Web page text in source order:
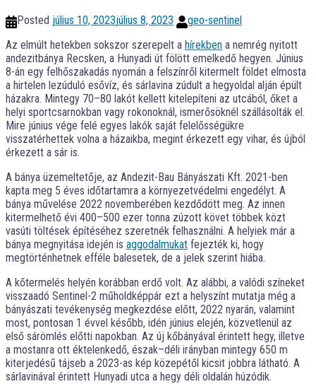
Posted július 10, 2023július 8, 2023
geo-sentinel
Az elmúlt hetekben sokszor szerepelt a hírekben a nemrég nyitott
andezitbánya Recsken, a Hunyadi út fölött emelkedő hegyen. Június
8-án egy felhőszakadás nyomán a felszínről kitermelt földet elmosta
a hirtelen lezúduló esővíz, és sárlavina zúdult a hegyoldal alján épült
házakra. Mintegy 70–80 lakót kellett kitelepíteni az utcából, őket a
helyi sportcsarnokban vagy rokonoknál, ismerősöknél szállásolták el.
Mire június vége felé egyes lakók saját felelősségükre
visszatérhettek volna a házaikba, megint érkezett egy vihar, és újból
érkezett a sár is.
A bánya üzemeltetője, az Andezit-Bau Bányászati Kft. 2021-ben
kapta meg 5 éves időtartamra a környezetvédelmi engedélyt. A
bánya művelése 2022 novemberében kezdődött meg. Az innen
kitermelhető évi 400–500 ezer tonna zúzott követ többek közt
vasúti töltések építéséhez szeretnék felhasználni. A helyiek már a
bánya megnyitása idején is aggodalmukat fejezték ki, hogy
megtörténhetnek efféle balesetek, de a jelek szerint hiába.
A kőtermelés helyén korábban erdő volt. Az alábbi, a valódi színeket
visszaadó Sentinel-2 műholdképpár ezt a helyszínt mutatja még a
bányászati tevékenység megkezdése előtt, 2022 nyarán, valamint
most, pontosan 1 évvel később, idén június elején, közvetlenül az
első sárömlés előtti napokban. Az új kőbányával érintett hegy, illetve
a mostanra ott éktelenkedő, észak–déli irányban mintegy 650 m
kiterjedésű tájseb a 2023-as kép közepétől kicsit jobbra látható. A
sárlavinával érintett Hunyadi utca a hegy déli oldalán húzódik.